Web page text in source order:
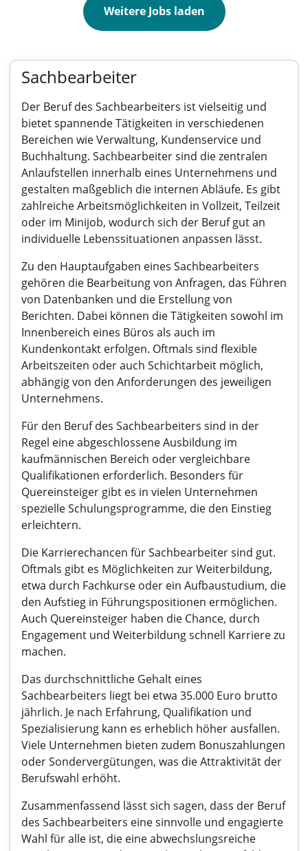
Weitere Jobs laden
Sachbearbeiter
Der Beruf des Sachbearbeiters ist vielseitig und
bietet spannende Tätigkeiten in verschiedenen
Bereichen wie Verwaltung, Kundenservice und
Buchhaltung. Sachbearbeiter sind die zentralen
Anlaufstellen innerhalb eines Unternehmens und
gestalten maßgeblich die internen Abläufe. Es gibt
zahlreiche Arbeitsmöglichkeiten in Vollzeit, Teilzeit
oder im Minijob, wodurch sich der Beruf gut an
individuelle Lebenssituationen anpassen lässt.
Zu den Hauptaufgaben eines Sachbearbeiters
gehören die Bearbeitung von Anfragen, das Führen
von Datenbanken und die Erstellung von
Berichten. Dabei können die Tätigkeiten sowohl im
Innenbereich eines Büros als auch im
Kundenkontakt erfolgen. Oftmals sind flexible
Arbeitszeiten oder auch Schichtarbeit möglich,
abhängig von den Anforderungen des jeweiligen
Unternehmens.
Für den Beruf des Sachbearbeiters sind in der
Regel eine abgeschlossene Ausbildung im
kaufmännischen Bereich oder vergleichbare
Qualifikationen erforderlich. Besonders für
Quereinsteiger gibt es in vielen Unternehmen
spezielle Schulungsprogramme, die den Einstieg
erleichtern.
Die Karrierechancen für Sachbearbeiter sind gut.
Oftmals gibt es Möglichkeiten zur Weiterbildung,
etwa durch Fachkurse oder ein Aufbaustudium, die
den Aufstieg in Führungspositionen ermöglichen.
Auch Quereinsteiger haben die Chance, durch
Engagement und Weiterbildung schnell Karriere zu
machen.
Das durchschnittliche Gehalt eines
Sachbearbeiters liegt bei etwa 35.000 Euro brutto
jährlich. Je nach Erfahrung, Qualifikation und
Spezialisierung kann es erheblich höher ausfallen.
Viele Unternehmen bieten zudem Bonuszahlungen
oder Sondervergütungen, was die Attraktivität der
Berufswahl erhöht.
Zusammenfassend lässt sich sagen, dass der Beruf
des Sachbearbeiters eine sinnvolle und engagierte
Wahl für alle ist, die eine abwechslungsreiche